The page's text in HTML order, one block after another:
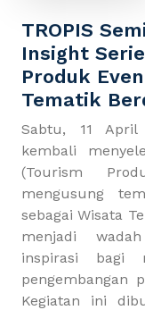
TROPIS
Insight
Produk
Tematik
Sabtu, 11 April
kembali
(Tourism
mengusung
sebagai Wisata
menjadi
inspirasi bagi
pengembangan
Kegiatan ini